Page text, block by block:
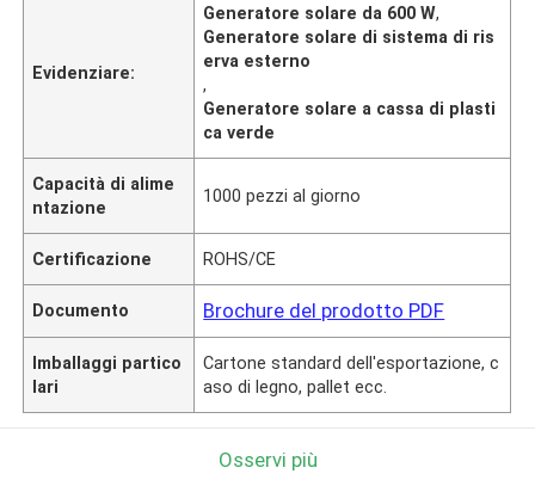
Evidenziare:
Generatore solare da 600 W,
Generatore solare di sistema di ris
erva esterno
,
Generatore solare a cassa di plasti
ca verde
Capacità di alime
ntazione
1000 pezzi al giorno
Certificazione ROHS/CE
Documento Brochure del prodotto PDF
Imballaggi partico
lari
Cartone standard dell'esportazione, c
aso di legno, pallet ecc.
Osservi più